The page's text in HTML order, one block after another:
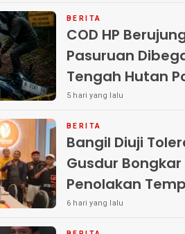
BERITA
COD HP
Pasuruan
Tengah Hutan Polisi Buru Tiga
Pelaku
5 hari yang lalu
BERITA
Bangil Diuji
Gusdur
Penolakan
6 hari yang lalu